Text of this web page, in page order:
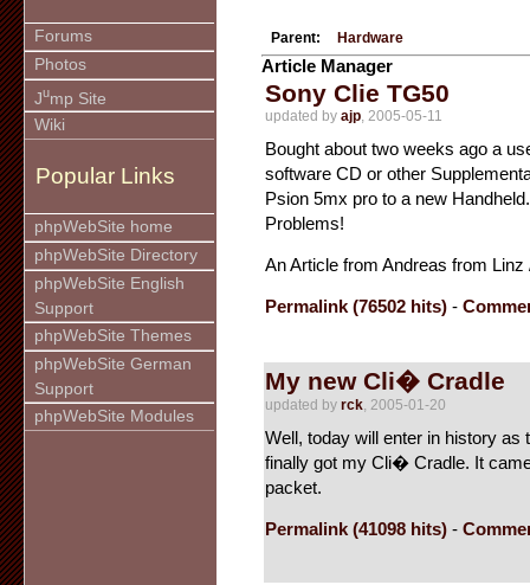
Forums
Photos
Jump Site
Wiki
Popular Links
phpWebSite home
phpWebSite Directory
phpWebSite English
Support
phpWebSite Themes
phpWebSite German
Support
phpWebSite Modules
Parent: Hardware
Article Manager
Sony Clie TG50
updated by ajp, 2005-05-11
Bought about two weeks ago a
software CD or other
Psion 5mx pro to a new
Problems!
An Article from Andreas from Linz
Permalink (76502 hits) -
My new Cli� Cradle
updated by rck, 2005-01-20
Well, today will enter in history as
finally got my Cli� Cradle. It
packet.
Permalink (41098 hits) -